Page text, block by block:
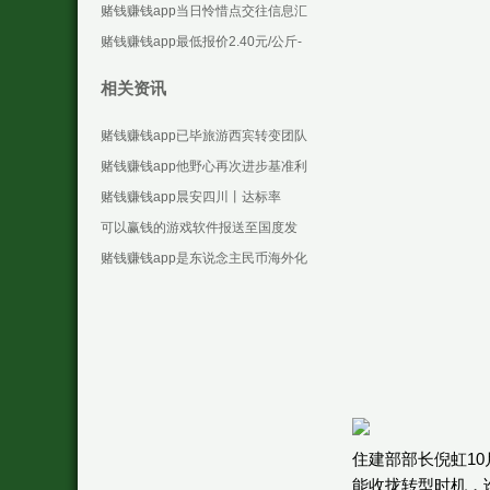
住建部部长倪虹
能收拢转型时机，
些设施化合约-可以赢钱的游戏软件
下载
赌钱赚钱app当日怜惜点交往信息汇
总：汉王科技12月6日涨停收盘-可
赌钱赚钱app最低报价2.40元/公斤-
相关资讯
赌钱赚钱app已毕旅游西宾转变团队
的精确栽培-可以赢钱的游戏软件下
载
赌钱赚钱app他野心再次进步基准利
率-可以赢钱的游戏软件下载
赌钱赚钱app晨安四川丨达标率
100%！-可以赢钱的游戏软件下载
可以赢钱的游戏软件报送至国度发
展矫正委的样式-可以赢钱的游戏软
赌钱赚钱app是东说念主民币海外化